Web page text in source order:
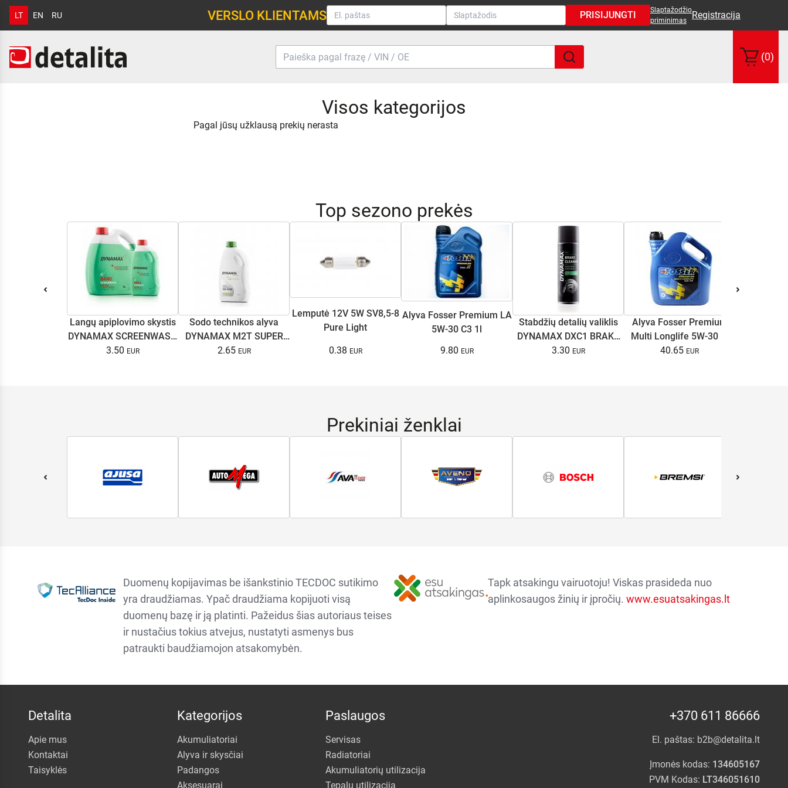
LT EN RU VERSLO KLIENTAMS PRISIJUNGTI
Slaptažodžio
priminimas
Registracija
(0)
Visos kategorijos
Pagal jūsų užklausą prekių nerasta
Top sezono prekės
Langų apiplovimo skystis
DYNAMAX SCREENWASH
NANO 4l
3.50
Sodo technikos alyva
DYNAMAX M2T SUPER
0.5L
2.65
Lemputė 12V 5W SV8,5-8
Pure Light
0.38
Alyva Fosser Premium LA
5W-30 C3 1l
9.80
Stabdžių detalių valiklis
DYNAMAX DXC1 BRAKE
CLEANER 500ml
3.30
Alyva Fosser Premium
Multi Longlife 5W-30 5l
40.65
Prekiniai ženklai
Duomenų kopijavimas be išankstinio TECDOC sutikimo
yra draudžiamas. Ypač draudžiama kopijuoti visą
duomenų bazę ir ją platinti. Pažeidus šias autoriaus teises
ir nustačius tokius atvejus, nustatyti asmenys bus
patraukti baudžiamojon atsakomybėn.
Tapk atsakingu vairuotoju! Viskas prasideda nuo
aplinkosaugos žinių ir įpročių. www.esuatsakingas.lt
Detalita
Apie mus
Kontaktai
Taisyklės
Kategorijos
Akumuliatoriai
Alyva ir skysčiai
Padangos
Aksesuarai
Paslaugos
Servisas
Radiatoriai
Akumuliatorių utilizacija
Tepalų utilizacija
+370 611 86666
El. paštas: b2b@detalita.lt
Įmonės kodas: 134605167
PVM Kodas: LT346051610